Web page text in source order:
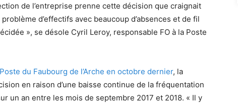
de l’entreprise prenne cette décision que craignait
d’effectifs avec beaucoup d’absences et de fil
», se désole Cyril Leroy, responsable FO à la Poste
du Faubourg de l’Arche en octobre dernier, la
en raison d’une baisse continue de la fréquentation
un an entre les mois de septembre 2017 et 2018. « Il y